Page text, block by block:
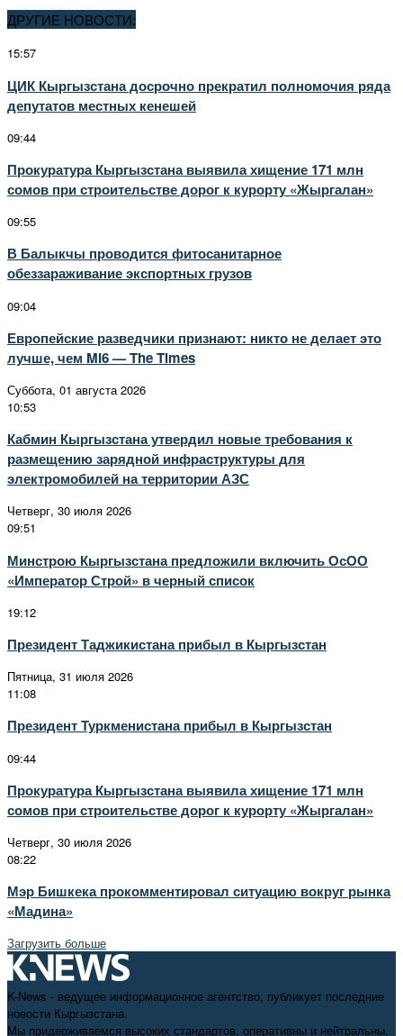
ДРУГИЕ НОВОСТИ:
15:57
ЦИК Кыргызстана досрочно прекратил полномочия ряда
депутатов местных кенешей
09:44
Прокуратура Кыргызстана выявила хищение 171 млн
сомов при строительстве дорог к курорту «Жыргалан»
09:55
В Балыкчы проводится фитосанитарное
обеззараживание экспортных грузов
09:04
Европейские разведчики признают: никто не делает это
лучше, чем MI6 — The Times
Суббота, 01 августа 2026
10:53
Кабмин Кыргызстана утвердил новые требования к
размещению зарядной инфраструктуры для
электромобилей на территории АЗС
Четверг, 30 июля 2026
09:51
Минстрою Кыргызстана предложили включить ОсОО
«Император Строй» в черный список
19:12
Президент Таджикистана прибыл в Кыргызстан
Пятница, 31 июля 2026
11:08
Президент Туркменистана прибыл в Кыргызстан
09:44
Прокуратура Кыргызстана выявила хищение 171 млн
сомов при строительстве дорог к курорту «Жыргалан»
Четверг, 30 июля 2026
08:22
Мэр Бишкека прокомментировал ситуацию вокруг рынка
«Мадина»
Загрузить больше
K-News - ведущее информационное агентство, публикует последние
новости Кыргызстана.
Мы придерживаемся высоких стандартов, оперативны и нейтральны.